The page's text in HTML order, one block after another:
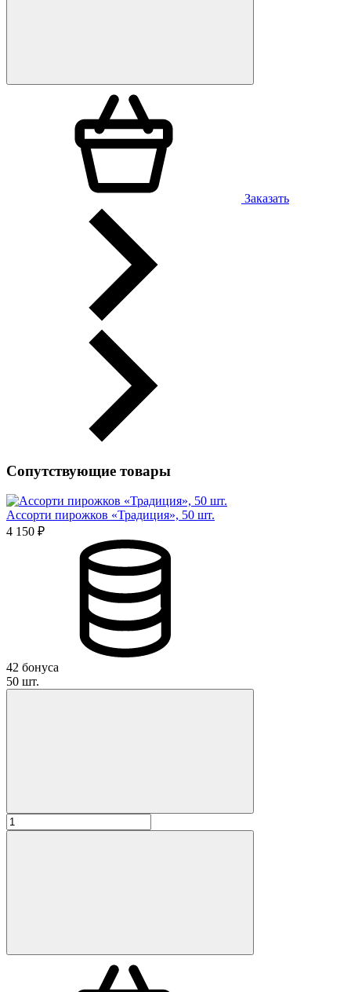
Заказать
Сопутствующие товары
Ассорти пирожков «Традиция», 50 шт.
4 150 ₽
42 бонуса
50 шт.